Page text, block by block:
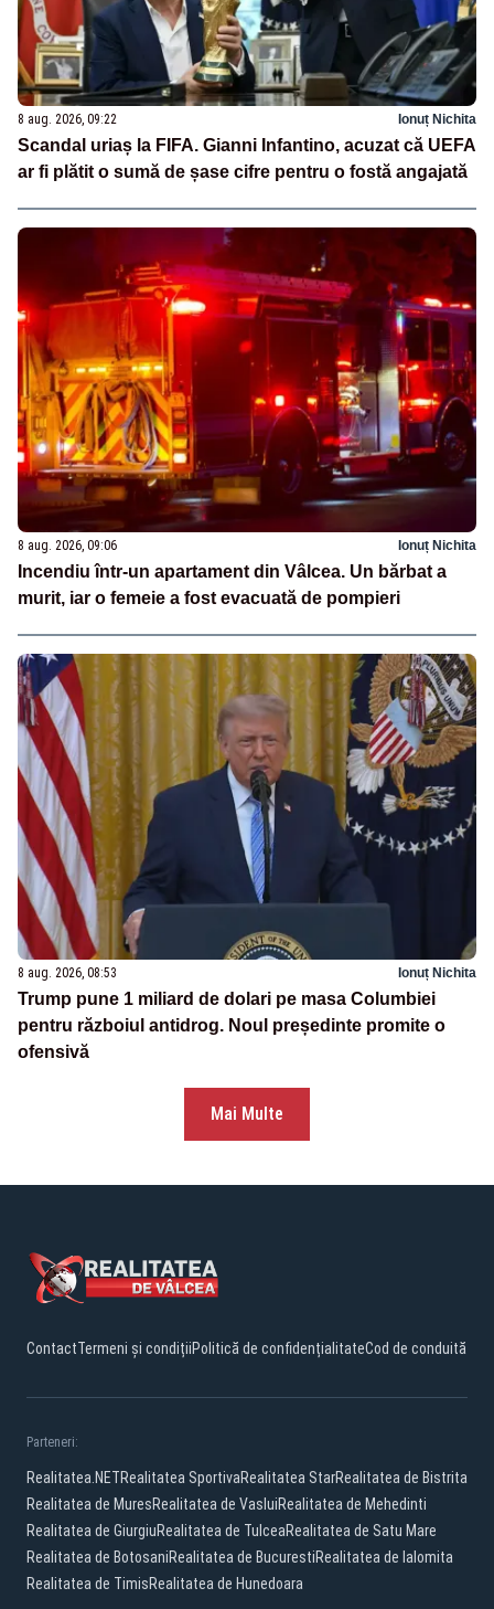
8 aug. 2026, 09:22 Ionuț Nichita
Scandal uriaș la FIFA. Gianni Infantino, acuzat că UEFA
ar fi plătit o sumă de șase cifre pentru o fostă angajată
8 aug. 2026, 09:06 Ionuț Nichita
Incendiu într-un apartament din Vâlcea. Un bărbat a
murit, iar o femeie a fost evacuată de pompieri
8 aug. 2026, 08:53 Ionuț Nichita
Trump pune 1 miliard de dolari pe masa Columbiei
pentru războiul antidrog. Noul președinte promite o
ofensivă
Mai Multe
ContactTermeni și condițiiPolitică de confidențialitateCod de conduită
Parteneri:
Realitatea.NETRealitatea SportivaRealitatea StarRealitatea de Bistrita
Realitatea de MuresRealitatea de VasluiRealitatea de Mehedinti
Realitatea de GiurgiuRealitatea de TulceaRealitatea de Satu Mare
Realitatea de BotosaniRealitatea de BucurestiRealitatea de Ialomita
Realitatea de TimisRealitatea de Hunedoara